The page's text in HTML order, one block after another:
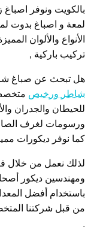
بالكويت ونوفر اصباغ
لمعة و اصباغ بدوت
الأنواع والألوان
تركيب باركية ,
هل تبحث عن صباغ
شاطر ورخيص
للحيطان والجدران
ورسومات لغرف
كما نوفر ديكورات
لذلك نعمل من خلال
ومهندسين ديكور
باستخدام أفضل
من قبل شركتنا